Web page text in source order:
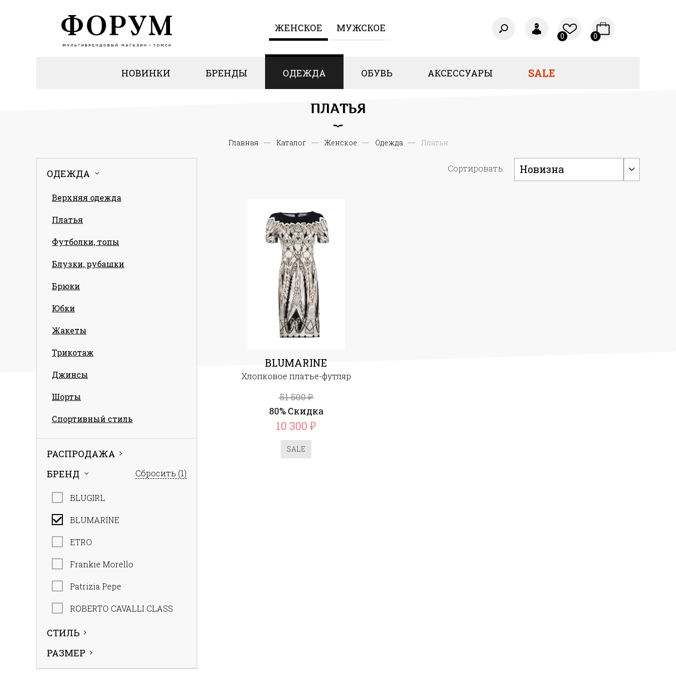
ЖЕНCКОЕ МУЖСКОЕ
0 0
НОВИНКИ БРЕНДЫ ОДЕЖДА ОБУВЬ АКСЕССУАРЫ SALE
ПЛАТЬЯ
Главная Каталог Женcкое Одежда Платья
ОДЕЖДА
Верхняя одежда
Платья
Футболки, топы
Блузки, рубашки
Брюки
Юбки
Жакеты
Трикотаж
Джинсы
Шорты
Спортивный стиль
РАСПРОДАЖА
БРЕНД
Сбросить (1)
BLUGIRL
BLUMARINE
ETRO
Frankie Morello
Patrizia Pepe
ROBERTO CAVALLI CLASS
СТИЛЬ
РАЗМЕР
Сортировать: Новизна
BLUMARINE
Хлопковое платье-футляр
51 500₽
80% Скидка
10 300 ₽
SALE